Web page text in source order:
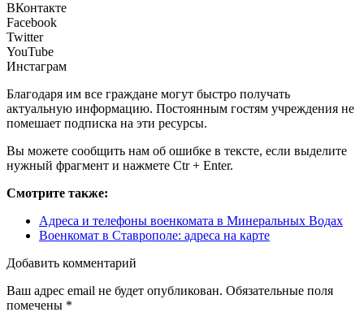
ВКонтакте
Facebook
Twitter
YouTube
Инстаграм
Благодаря им все граждане могут быстро получать
актуальную информацию. Постоянным гостям учреждения не
помешает подписка на эти ресурсы.
Вы можете сообщить нам об ошибке в тексте, если выделите
нужный фрагмент и нажмете Ctr + Enter.
Смотрите также:
Адреса и телефоны военкомата в Минеральных Водах
Военкомат в Ставрополе: адреса на карте
Добавить комментарий
Ваш адрес email не будет опубликован. Обязательные поля
помечены *